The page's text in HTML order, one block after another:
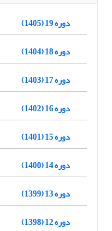
دوره 19 (1405)
دوره 18 (1404)
دوره 17 (1403)
دوره 16 (1402)
دوره 15 (1401)
دوره 14 (1400)
دوره 13 (1399)
دوره 12 (1398)